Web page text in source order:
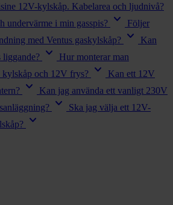
12V-kylskåp. Kabelarea och ljudnivå?
undervärme i min gasspis? keyboard_arrow_down
Följer
med Ventus gaskylskåp? keyboard_arrow_down
Kan
liggande? keyboard_arrow_down
Hur monterar man
och 12V frys? keyboard_arrow_down
Kan ett 12V
keyboard_arrow_down
Kan jag använda ett vanligt 230V
keyboard_arrow_down
Ska jag välja ett 12V-
keyboard_arrow_down